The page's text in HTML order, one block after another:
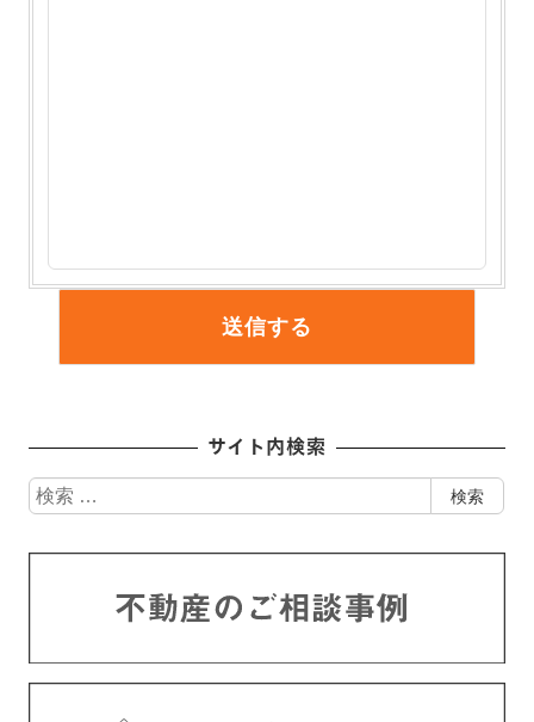
サイト内検索
検
索
検索